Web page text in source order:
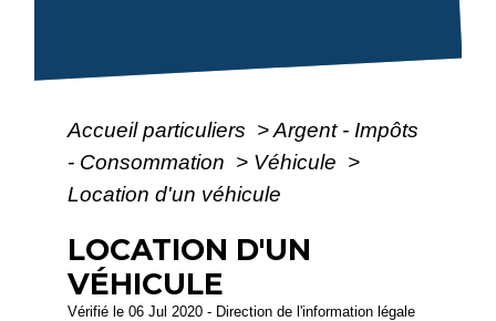
Accueil particuliers >Argent - Impôts
- Consommation > Véhicule >
Location d'un véhicule
LOCATION D'UN
VÉHICULE
Vérifié le 06 Jul 2020 - Direction de l'information légale